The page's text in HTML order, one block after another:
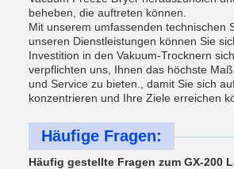
beheben, die auftreten können.
Mit unserem umfassenden technischen
unseren Dienstleistungen können Sie
Investition in den Vakuum-Trocknern
verpflichten uns, Ihnen das höchste
und Service zu bieten., damit Sie sich
konzentrieren und Ihre Ziele erreichen
Häufige Fragen:
Häufig gestellte Fragen zum GX-200